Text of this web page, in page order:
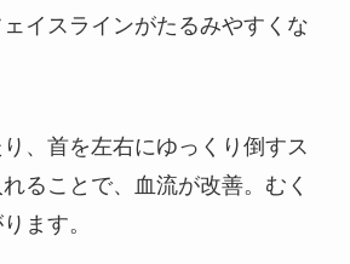
イスラインがたるみやすくな
、首を左右にゆっくり倒すス
ることで、血流が改善。むく
ます。